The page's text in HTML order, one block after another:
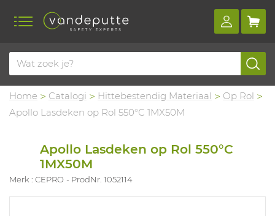
Home Catalogi Hittebestendig Materiaal
Op Rol
Apollo Lasdeken op Rol 550°C 1MX50M
Apollo Lasdeken op Rol 550°C
1MX50M
Merk : CEPRO ProdNr. 1052114